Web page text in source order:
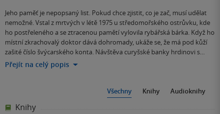
Jeho paměť je nepopsaný list. Pokud chce zjistit, co je zač, musí udělat
nemožné. Vstal z mrtvých v létě 1975 u středomořského ostrůvku, kde
ho postřeleného a se ztracenou pamětí vylovila rybářská bárka. Když ho
místní zkrachovalý doktor dává dohromady, ukáže se, že má pod kůží
zašité číslo švýcarského konta. Návštěva curyšské banky hrdinovi s…
Přejít na celý popis
Všechny Knihy Audioknihy
Knihy